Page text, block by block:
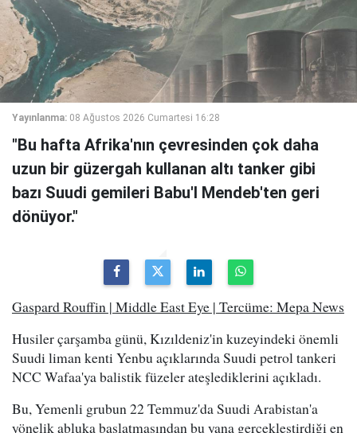
Yayınlanma: 08 Ağustos 2026 Cumartesi 16:28
"Bu hafta Afrika'nın çevresinden çok daha
uzun bir güzergah kullanan altı tanker gibi
bazı Suudi gemileri Babu'l Mendeb'ten geri
dönüyor."
Gaspard Rouffin | Middle East Eye | Tercüme: Mepa News
Husiler çarşamba günü, Kızıldeniz'in kuzeyindeki önemli
Suudi liman kenti Yenbu açıklarında Suudi petrol tankeri
NCC Wafaa'ya balistik füzeler ateşlediklerini açıkladı.
Bu, Yemenli grubun 22 Temmuz'da Suudi Arabistan'a
yönelik abluka başlatmasından bu yana gerçekleştirdiği en